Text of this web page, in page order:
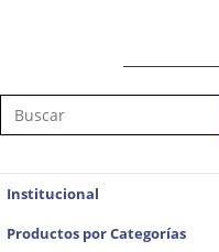
Institucional
Productos por Categorías